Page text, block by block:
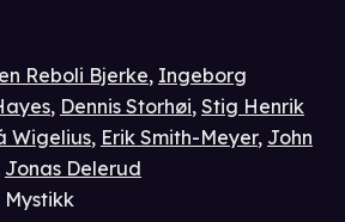
Reboli Bjerke, Ingeborg
, Dennis Storhøi, Stig Henrik
Wigelius, Erik Smith-Meyer, John
Jonas Delerud